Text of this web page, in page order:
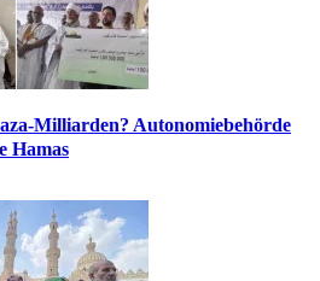
Milliarden? Autonomiebehörde
Hamas